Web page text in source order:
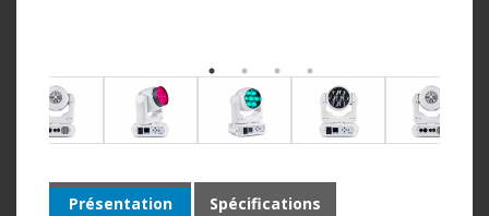
Présentation Spécifications